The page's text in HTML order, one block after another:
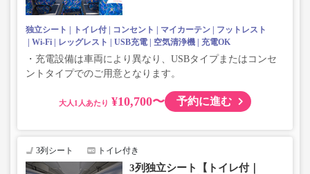
独立シート トイレ付 コンセント マイカーテン
フットレスト
Wi-Fi
レッグレスト USB充電 空気清浄機 充電OK
・充電設備は車両により異なり、USBタイプまたはコンセ
ントタイプでのご用意となります。
大人 ¥10,700〜 予約に進む
3列シート トイレ付き
3列独立シート【トイレ付｜